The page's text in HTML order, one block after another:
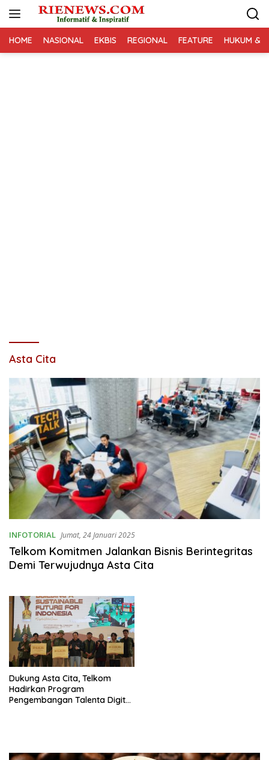
HOME NASIONAL EKBIS REGIONAL FEATURE HUKUM &
Asta Cita
INFOTORIAL Jumat, 24 Januari 2025
Telkom Komitmen Jalankan Bisnis Berintegritas
Demi Terwujudnya Asta Cita
Dukung Asta Cita, Telkom
Hadirkan Program
Pengembangan Talenta Digital